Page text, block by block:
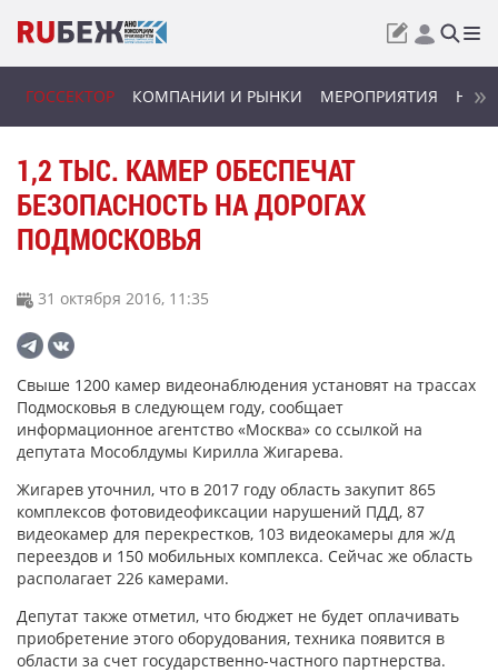
ГОССЕКТОР КОМПАНИИ И РЫНКИ МЕРОПРИЯТИЯ
1,2 ТЫС. КАМЕР ОБЕСПЕЧАТ
БЕЗОПАСНОСТЬ НА ДОРОГАХ
ПОДМОСКОВЬЯ
31 октября 2016, 11:35
Свыше 1200 камер видеонаблюдения установят на трассах
Подмосковья в следующем году, сообщает
информационное агентство «Москва» со ссылкой на
депутата Мособлдумы Кирилла Жигарева.
Жигарев уточнил, что в 2017 году область закупит 865
комплексов фотовидеофиксации нарушений ПДД, 87
видеокамер для перекрестков, 103 видеокамеры для ж/д
переездов и 150 мобильных комплекса. Сейчас же область
располагает 226 камерами.
Депутат также отметил, что бюджет не будет оплачивать
приобретение этого оборудования, техника появится в
области за счет государственно-частного партнерства.